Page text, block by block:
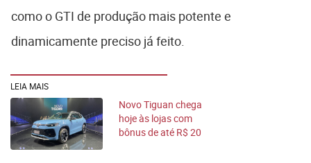
como o GTI de produção mais potente e
dinamicamente preciso já feito.
LEIA MAIS
Novo Tiguan chega
hoje às lojas com
bônus de até R$ 20